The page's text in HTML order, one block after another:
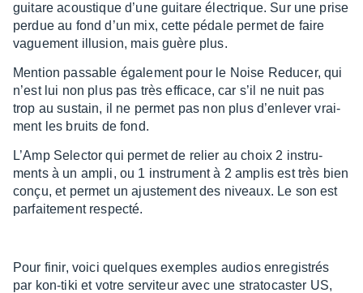
guitare acous­tique d’une guitare élec­trique. Sur une prise
perdue au fond d’un mix, cette pédale permet de faire
vague­ment illu­sion, mais guère plus.
Mention passable égale­ment pour le Noise Redu­cer, qui
n’est lui non plus pas très effi­cace, car s’il ne nuit pas
trop au sustain, il ne permet pas non plus d’en­le­ver vrai­
ment les bruits de fond.
L’Amp Selec­tor qui permet de relier au choix 2 instru­
ments à un ampli, ou 1 instru­ment à 2 amplis est très bien
conçu, et permet un ajus­te­ment des niveaux. Le son est
parfai­te­ment respecté.
Pour finir, voici quelques exemples audios enre­gis­trés
par kon-tiki et votre servi­teur avec une stra­to­cas­ter US,